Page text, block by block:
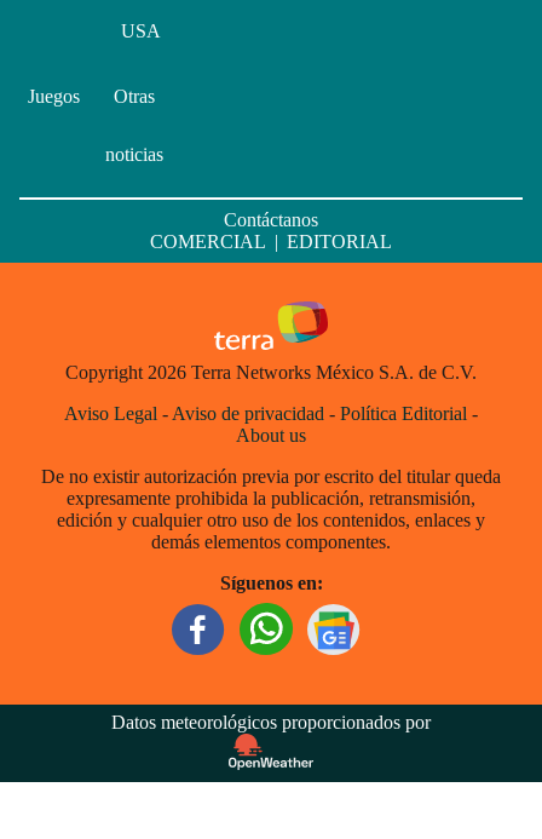
USA
Juegos Otras
noticias
Contáctanos
COMERCIAL | EDITORIAL
Copyright 2026 Terra Networks México S.A. de C.V.
Aviso Legal - Aviso de privacidad - Política Editorial -
About us
De no existir autorización previa por escrito del titular queda
expresamente prohibida la publicación, retransmisión,
edición y cualquier otro uso de los contenidos, enlaces y
demás elementos componentes.
Síguenos en:
Datos meteorológicos proporcionados por